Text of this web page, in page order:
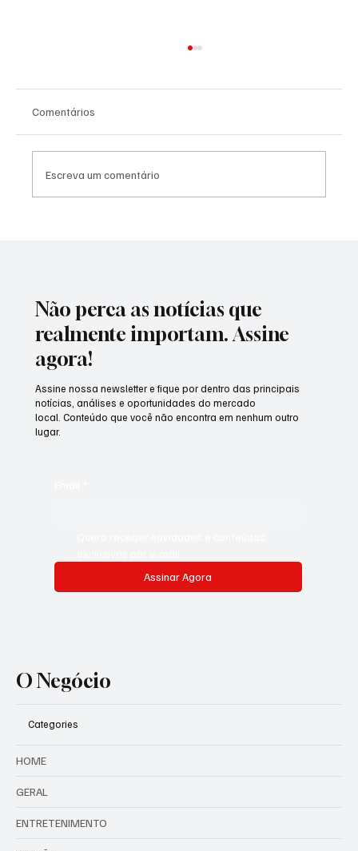
Comentários
Escreva um comentário
Não perca as notícias que
realmente importam. Assine
agora!
Assinar Agora
Assine nossa newsletter e fique por dentro das principais
notícias, análises e oportunidades do mercado
local. Conteúdo que você não encontra em nenhum outro
lugar.
O Negócio
Categories
HOME
GERAL
ENTRETENIMENTO